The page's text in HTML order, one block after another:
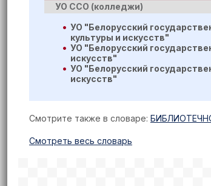
УО ССО (колледжи)
УО "Белорусский
культуры и искусств"
УО "Белорусский
искусств"
УО "Белорусский
искусств"
Смотрите также в словаре:
Cмотреть весь словарь